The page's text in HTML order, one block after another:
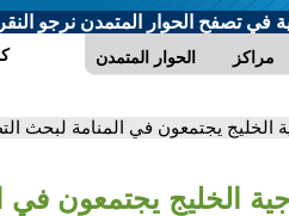
في تصفح الحوار المتمدن نرجو
الحوار المتمدن مراكز
الخليج يجتمعون في المنامة لبحث
الخليج يجتمعون في